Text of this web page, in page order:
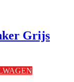
Grijs